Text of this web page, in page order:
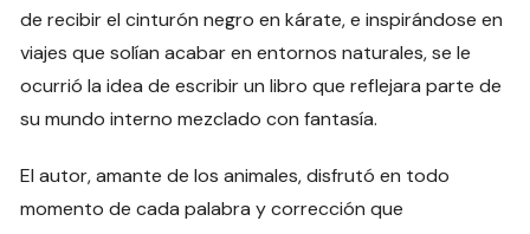
de recibir el cinturón negro en kárate, e inspirándose en
viajes que solían acabar en entornos naturales, se le
ocurrió la idea de escribir un libro que reflejara parte de
su mundo interno mezclado con fantasía.
El autor, amante de los animales, disfrutó en todo
momento de cada palabra y corrección que